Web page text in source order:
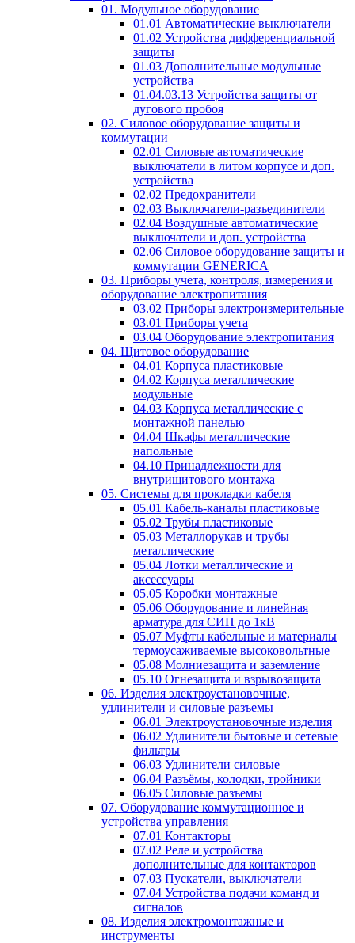
01. Модульное оборудование
01.01 Автоматические выключатели
01.02 Устройства дифференциальной
защиты
01.03 Дополнительные модульные
устройства
01.04.03.13 Устройства защиты от
дугового пробоя
02. Силовое оборудование защиты и
коммутации
02.01 Силовые автоматические
выключатели в литом корпусе и доп.
устройства
02.02 Предохранители
02.03 Выключатели-разъединители
02.04 Воздушные автоматические
выключатели и доп. устройства
02.06 Силовое оборудование защиты и
коммутации GENERICA
03. Приборы учета, контроля, измерения и
оборудование электропитания
03.02 Приборы электроизмерительные
03.01 Приборы учета
03.04 Оборудование электропитания
04. Щитовое оборудование
04.01 Корпуса пластиковые
04.02 Корпуса металлические
модульные
04.03 Корпуса металлические с
монтажной панелью
04.04 Шкафы металлические
напольные
04.10 Принадлежности для
внутрищитового монтажа
05. Системы для прокладки кабеля
05.01 Кабель-каналы пластиковые
05.02 Трубы пластиковые
05.03 Металлорукав и трубы
металлические
05.04 Лотки металлические и
аксессуары
05.05 Коробки монтажные
05.06 Оборудование и линейная
арматура для СИП до 1кВ
05.07 Муфты кабельные и материалы
термоусаживаемые высоковольтные
05.08 Молниезащита и заземление
05.10 Огнезащита и взрывозащита
06. Изделия электроустановочные,
удлинители и силовые разъемы
06.01 Электроустановочные изделия
06.02 Удлинители бытовые и сетевые
фильтры
06.03 Удлинители силовые
06.04 Разъёмы, колодки, тройники
06.05 Силовые разъемы
07. Оборудование коммутационное и
устройства управления
07.01 Контакторы
07.02 Реле и устройства
дополнительные для контакторов
07.03 Пускатели, выключатели
07.04 Устройства подачи команд и
сигналов
08. Изделия электромонтажные и
инструменты